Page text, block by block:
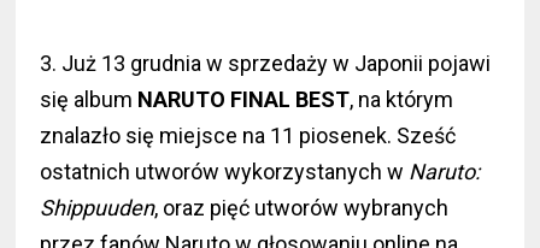
3. Już 13 grudnia w sprzedaży w Japonii pojawi
się album NARUTO FINAL BEST, na którym
znalazło się miejsce na 11 piosenek. Sześć
ostatnich utworów wykorzystanych w Naruto:
Shippuuden, oraz pięć utworów wybranych